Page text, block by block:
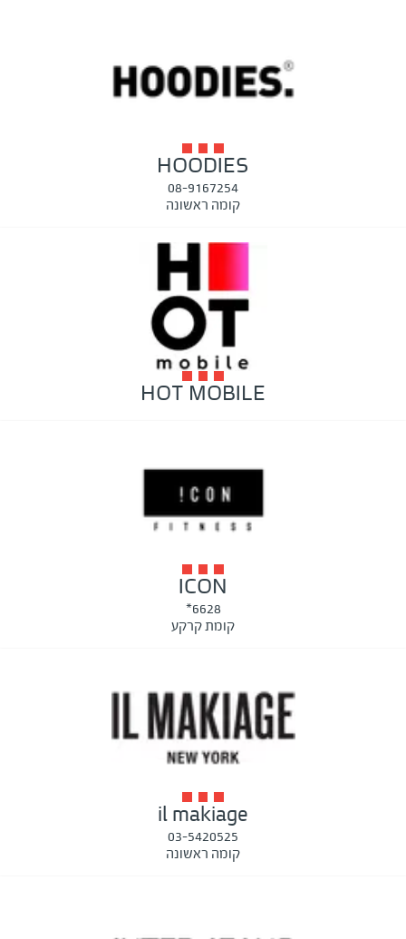
HOODIES
08-9167254
קומה ראשונה
HOT MOBILE
ICON
6628*
קומת קרקע
il makiage
03-5420525
קומה ראשונה